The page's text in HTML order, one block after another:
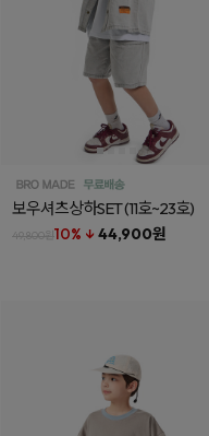
보우셔츠상하SET(11호~23호)
49,800원10% ↓ 44,900원